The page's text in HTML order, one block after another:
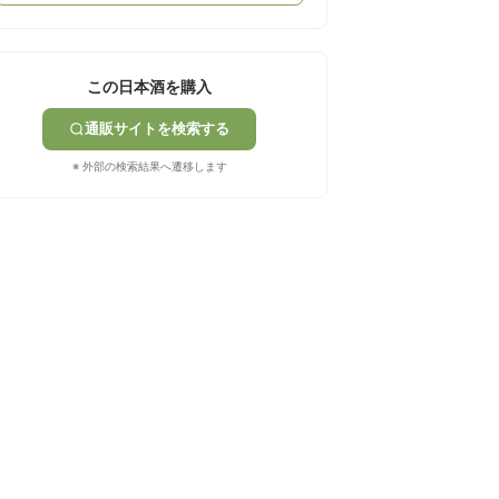
この日本酒を購入
通販サイトを検索する
※ 外部の検索結果へ遷移します